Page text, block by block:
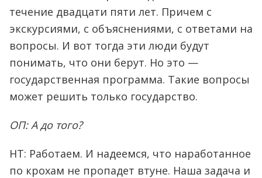
течение двадцати пяти лет. Причем с
экскурсиями, с объяснениями, с ответами на
вопросы. И вот тогда эти люди будут
понимать, что они берут. Но это —
государственная программа. Такие вопросы
может решить только государство.
ОП: А до того?
НТ: Работаем. И надеемся, что наработанное
по крохам не пропадет втуне. Наша задача и